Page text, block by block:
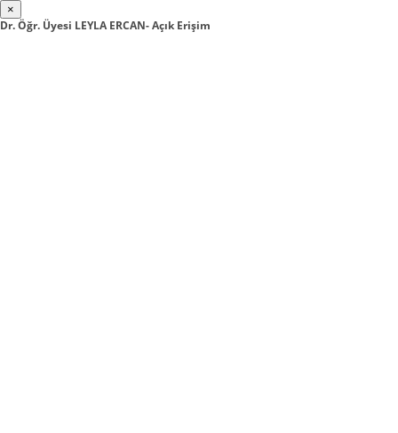
×
Dr. Öğr. Üyesi LEYLA ERCAN- Açık Erişim